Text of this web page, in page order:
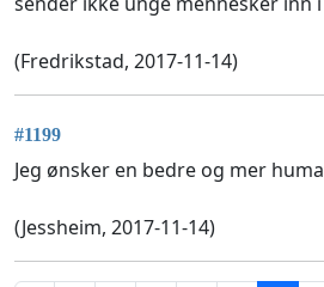
(Fredrikstad, 2017-11-14)
#1199
Jeg ønsker en bedre og mer
(Jessheim, 2017-11-14)